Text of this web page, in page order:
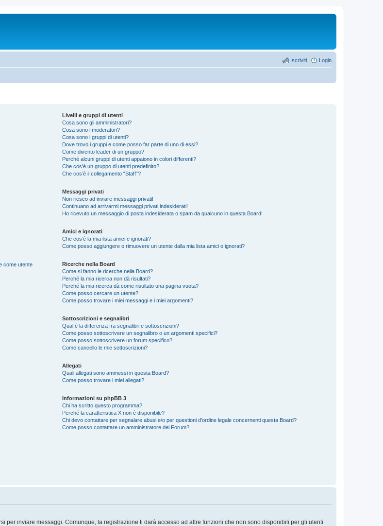
Login
Iscriviti
come utente
Livelli e gruppi di utenti
Cosa sono gli amministratori?
Cosa sono i moderatori?
Cosa sono i gruppi di utenti?
Dove trovo i gruppi e come posso far parte di uno di essi?
Come divento leader di un gruppo?
Perché alcuni gruppi di utenti appaiono in colori differenti?
Che cos’è un gruppo di utenti predefinito?
Che cos’è il collegamento “Staff”?
Messaggi privati
Non riesco ad inviare messaggi privati!
Continuano ad arrivarmi messaggi privati indesiderati!
Ho ricevuto un messaggio di posta indesiderata o spam da qualcuno in questa Board!
Amici e ignorati
Che cos’è la mia lista amici e ignorati?
Come posso aggiungere o rimuovere un utente dalla mia lista amici o ignorati?
Ricerche nella Board
Come si fanno le ricerche nella Board?
Perché la mia ricerca non dà risultati?
Perché la mia ricerca dà come risultato una pagina vuota?
Come posso cercare un utente?
Come posso trovare i miei messaggi e i miei argomenti?
Sottoscrizioni e segnalibri
Qual è la differenza fra segnalibri e sottoscrizioni?
Come posso sottoscrivere un segnalibro o un argomenti specifici?
Come posso sottoscrivere un forum specifico?
Come cancello le mie sottoscrizioni?
Allegati
Quali allegati sono ammessi in questa Board?
Come posso trovare i miei allegati?
Informazioni su phpBB 3
Chi ha scritto questo programma?
Perché la caratteristica X non è disponibile?
Chi devo contattare per segnalare abusi e/o per questioni d’ordine legale concernenti questa Board?
Come posso contattare un amministratore del Forum?
per inviare messaggi. Comunque, la registrazione ti darà accesso ad altre funzioni che non sono disponibili per gli utenti